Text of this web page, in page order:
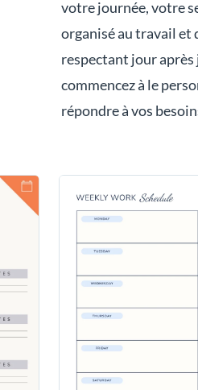
votre journée, votre
organisé au travail et
respectant jour
commencez à le
répondre à vos